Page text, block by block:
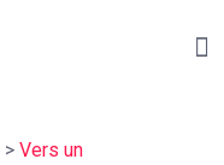
> Vers un